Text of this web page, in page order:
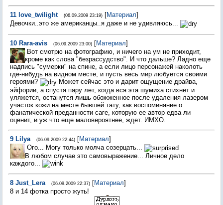
11 love_twilight (06.09.2009 23:19) [Материал]
Девочки..это же американцы..я даже и не удивляюсь...
10 Rara-avis (06.09.2009 23:00) [Материал]
Вот смотрю на фотографию, и ничего на ум не приходит,
кроме как слова "безрассудство". И что дальше? Ладно еще
надпись "сумерки" на спине, а если лицо персонажей наколоть
где-нибудь на видном месте, и пусть весь мир любуется своими
героями?
Может сейчас это и дарит ощущение драйва,
эйфории, а спустя пару лет, когда вся эта шумиха стихнет и
уляжется, останутся лишь обожженное после удаления лазером
участок кожи на месте бывшей тату, как воспоминание о
фанатической преданности саге, которую ее автор едва ли
оценит, и уж что еще маловероятнее, ждет. ИМХО.
9 Lilya (06.09.2009 22:44) [Материал]
Ого... Могу только молча созерцать...
В любом случае это самовыражение... Личное дело
каждого...
8 Just_Lera (06.09.2009 22:37) [Материал]
8 и 14 фотка просто жуть!